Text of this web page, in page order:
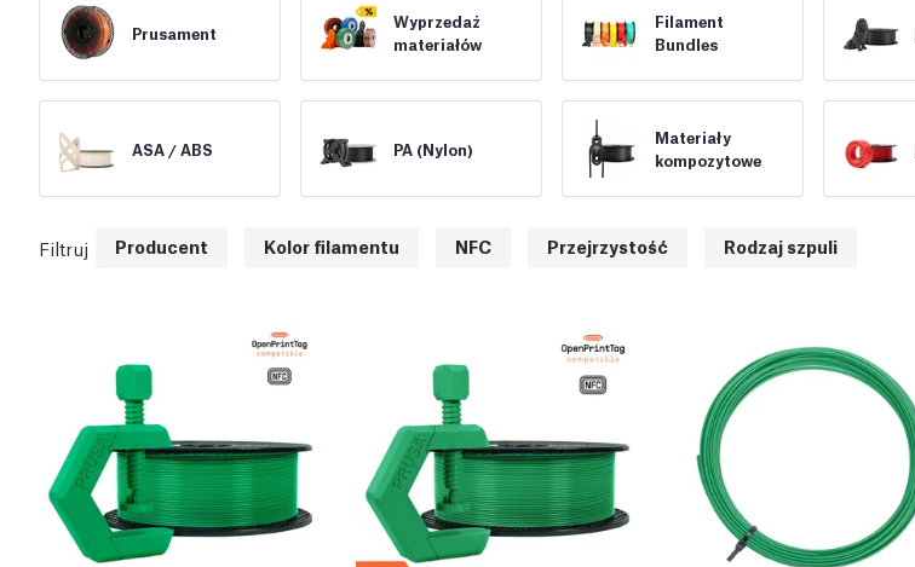
Prusament
Wyprzedaż
materiałów
Filament
Bundles
ASA /ABS PA (Nylon)
Materiały
kompozytowe
Filtruj Producent Kolor filamentu NFC Przejrzystość Rodzaj szpuli